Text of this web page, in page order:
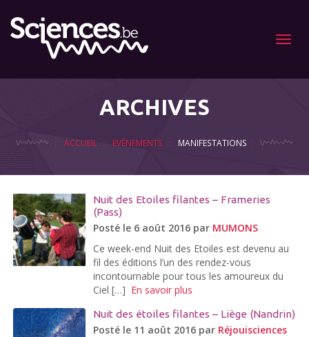
Menu
ARCHIVES
ACCUEIL EVÉNEMENTS MANIFESTATIONS
Nuit des Etoiles filantes – Frameries
(Pass)
Posté le 6 août 2016 par MUMONS
Ce week-end Nuit des Etoiles est devenu au
fil des éditions l’un des rendez-vous
incontournable pour tous les amoureux du
Ciel […] En savoir plus
Nuit des étoiles filantes – Liège (Nandrin)
Posté le 11 août 2016 par Réjouisciences